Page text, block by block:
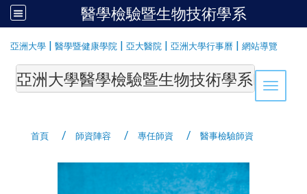
醫學檢驗暨生物技術學系
亞洲大學 | 醫學暨健康學院 | 亞大醫院 | 亞洲大學行事曆 | 網站導覽
Toggle
亞洲大學醫學檢驗暨生物技術學系
首頁 師資陣容 專任師資 醫事檢驗師資